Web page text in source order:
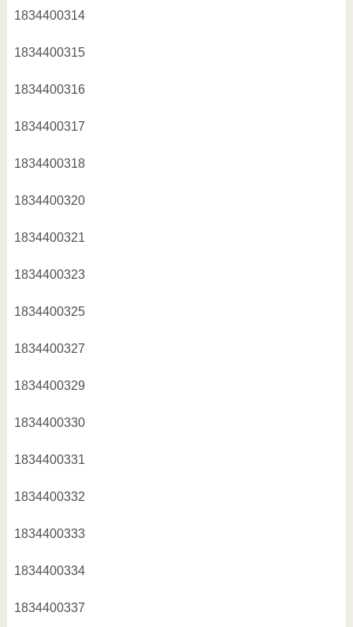
1834400314
1834400315
1834400316
1834400317
1834400318
1834400320
1834400321
1834400323
1834400325
1834400327
1834400329
1834400330
1834400331
1834400332
1834400333
1834400334
1834400337